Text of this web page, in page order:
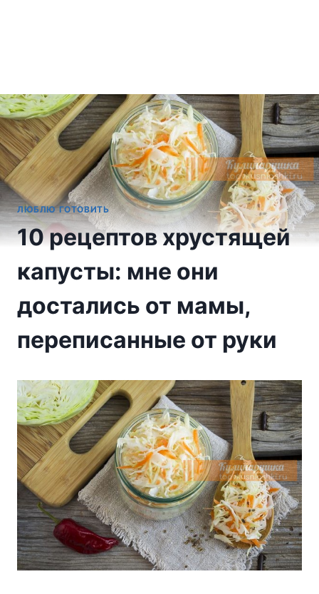
ЛЮБЛЮ ГОТОВИТЬ
10 рецептов хрустящей
капусты: мне они
достались от мамы,
переписанные от руки